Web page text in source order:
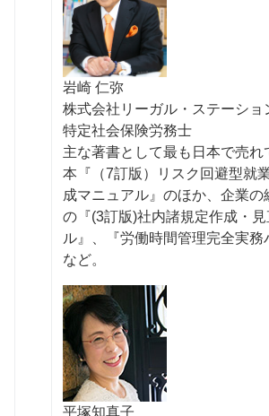
岩崎 仁弥
株式会社リーガル・ステーショ
特定社会保険労務⼠
主な著書として最も日本で売れ
本『（7訂版）リスク回避型就
成マニュアル』のほか、企業の
の『(3訂版)社内諸規定作成・
ル』、『労働時間管理完全実務
など。
平塚知真子